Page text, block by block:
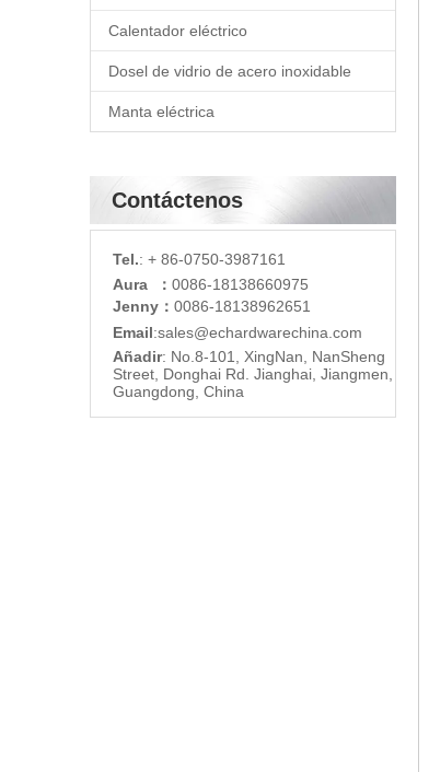
Calentador eléctrico
Dosel de vidrio de acero inoxidable
Manta eléctrica
Contáctenos
Tel.: + 86-0750-3987161
Aura ： 0086-18138660975
Jenny： 0086-18138962651
Email:sales@echardwarechina.com
Añadir: No.8-101, XingNan, NanSheng
Street, Donghai Rd. Jianghai, Jiangmen,
Guangdong, China